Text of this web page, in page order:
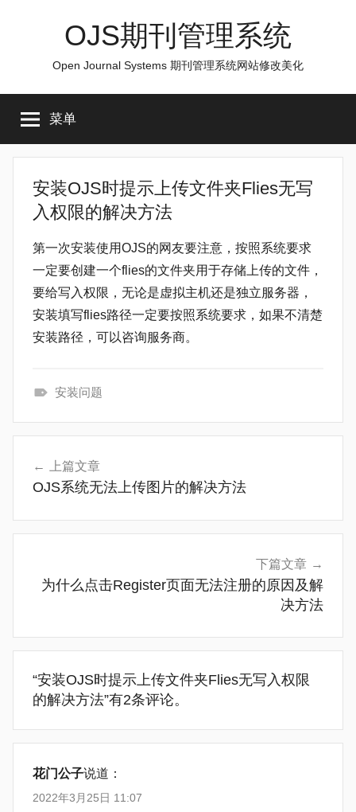
OJS期刊管理系统
Open Journal Systems 期刊管理系统网站修改美化
菜单
安装OJS时提示上传文件夹Flies无写
入权限的解决方法
第一次安装使用OJS的网友要注意，按照系统要求
一定要创建一个flies的文件夹用于存储上传的文件，
要给写入权限，无论是虚拟主机还是独立服务器，
安装填写flies路径一定要按照系统要求，如果不清楚
安装路径，可以咨询服务商。
见
题
安装问题
航
上篇文章
OJS系统无法上传图片的解决方法
下篇文章
为什么点击Register页面无法注册的原因及解
决方法
“安装OJS时提示上传文件夹Flies无写入权限
的解决方法”有2条评论。
花门公子说道：
2022年3月25日 11:07